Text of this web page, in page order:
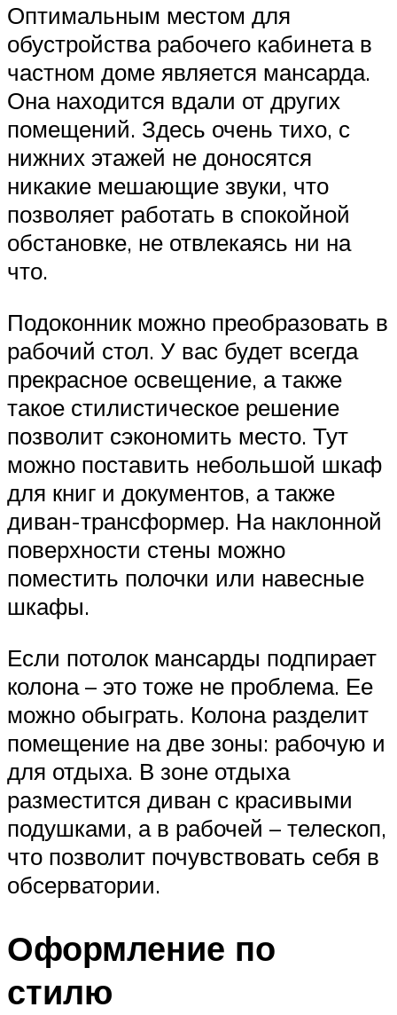
Оптимальным местом для
обустройства рабочего кабинета в
частном доме является мансарда.
Она находится вдали от других
помещений. Здесь очень тихо, с
нижних этажей не доносятся
никакие мешающие звуки, что
позволяет работать в спокойной
обстановке, не отвлекаясь ни на
что.
Подоконник можно преобразовать в
рабочий стол. У вас будет всегда
прекрасное освещение, а также
такое стилистическое решение
позволит сэкономить место. Тут
можно поставить небольшой шкаф
для книг и документов, а также
диван-трансформер. На наклонной
поверхности стены можно
поместить полочки или навесные
шкафы.
Если потолок мансарды подпирает
колона – это тоже не проблема. Ее
можно обыграть. Колона разделит
помещение на две зоны: рабочую и
для отдыха. В зоне отдыха
разместится диван с красивыми
подушками, а в рабочей – телескоп,
что позволит почувствовать себя в
обсерватории.
Оформление по
стилю